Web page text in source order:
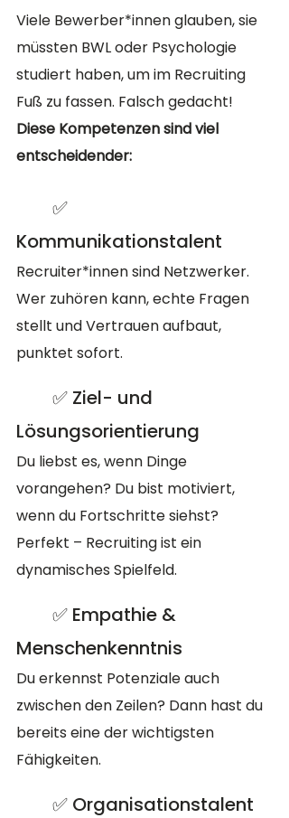
Viele Bewerber*innen glauben, sie
müssten BWL oder Psychologie
studiert haben, um im Recruiting
Fuß zu fassen. Falsch gedacht!
Diese Kompetenzen sind viel
entscheidender:
Kommunikationstalent
Recruiter*innen sind Netzwerker.
Wer zuhören kann, echte Fragen
stellt und Vertrauen aufbaut,
punktet sofort.
Lösungsorientierung
Du liebst es, wenn Dinge
vorangehen? Du bist motiviert,
wenn du Fortschritte siehst?
Perfekt – Recruiting ist ein
dynamisches Spielfeld.
Menschenkenntnis
Du erkennst Potenziale auch
zwischen den Zeilen? Dann hast du
bereits eine der wichtigsten
Fähigkeiten.
	✅ Organisationstalent